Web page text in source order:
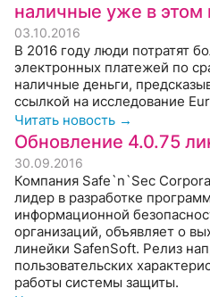
наличные уже в этом
03.10.2016
В 2016 году люди потратят
электронных платежей по
наличные деньги,
ссылкой на исследование
Читать новость →
Обновление 4.0.75
30.09.2016
Компания Safe`n`Sec
лидер в разработке
информационной
организаций, объявляет о
линейки SafenSoft. Релиз
пользовательских
работы системы защиты.